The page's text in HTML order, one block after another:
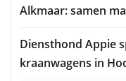
Alkmaar: samen
Diensthond Appie
kraanwagens in